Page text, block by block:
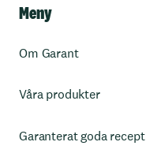
Meny
Om Garant
Våra produkter
Garanterat goda recept